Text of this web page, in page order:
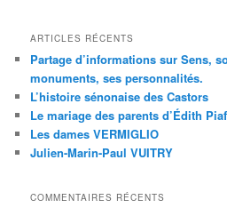
ARTICLES RÉCENTS
Partage d’informations sur Sens,
monuments, ses personnalités.
L’histoire sénonaise des Castors
Le mariage des parents d’Édith
Les dames VERMIGLIO
Julien-Marin-Paul VUITRY
COMMENTAIRES RÉCENTS